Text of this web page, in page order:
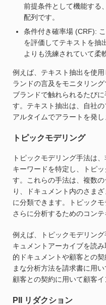
前提条件として機能する
配列です。
条件付き確率場 (CRF):
を評価してテキストを抽
よりも洗練されていて柔
例えば、テキスト抽出を使
ランドの言及をモニタリン
ブランドで触れられるたび
す。テキスト抽出は、自社
アルタイムでアラートを発し
トピックモデリング
トピックモデリング手法は
キーワードを特定し、トピ
す。これらの手法は、複数
り、ドキュメント内のさま
に分類できます。トピック
さらに分析するためのコンテ
例えば、トピックモデリン
キュメントアーカイブを読
的ドキュメントや顧客との
まな分析方法を請求書に用
顧客との契約に用いて顧客
PII リダクション